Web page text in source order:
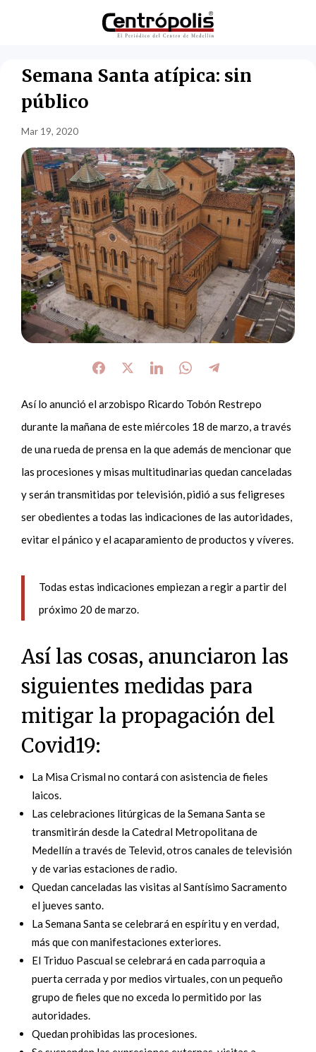
Semana Santa atípica: sin
público
Mar 19, 2020
Así lo anunció el arzobispo Ricardo Tobón Restrepo
durante la mañana de este miércoles 18 de marzo, a través
de una rueda de prensa en la que además de mencionar que
las procesiones y misas multitudinarias quedan canceladas
y serán transmitidas por televisión, pidió a sus feligreses
ser obedientes a todas las indicaciones de las autoridades,
evitar el pánico y el acaparamiento de productos y víveres.
Todas estas indicaciones empiezan a regir a partir del
próximo 20 de marzo.
Así las cosas, anunciaron las
siguientes medidas para
mitigar la propagación del
Covid19:
La Misa Crismal no contará con asistencia de fieles
laicos.
Las celebraciones litúrgicas de la Semana Santa se
transmitirán desde la Catedral Metropolitana de
Medellín a través de Televid, otros canales de televisión
y de varias estaciones de radio.
Quedan canceladas las visitas al Santísimo Sacramento
el jueves santo.
La Semana Santa se celebrará en espíritu y en verdad,
más que con manifestaciones exteriores.
El Triduo Pascual se celebrará en cada parroquia a
puerta cerrada y por medios virtuales, con un pequeño
grupo de fieles que no exceda lo permitido por las
autoridades.
Quedan prohibidas las procesiones.